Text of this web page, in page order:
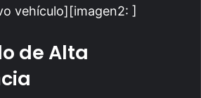
vehículo][imagen2: ]
de Alta